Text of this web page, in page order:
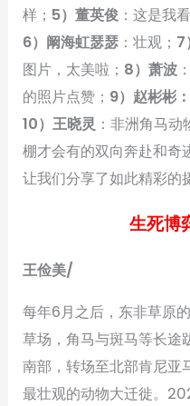
样； 5）董英俊 ：这是我
6）阚海虹瑟瑟 ：壮观； 7
图片，太美啦； 8）萧波
的照片点赞； 9）赵彬彬
10）王晓灵 ：非洲角马
棚才会有的双向奔赴和奇
让我们分享了如此精彩的
生死博
王俭美/
每年6月之后，东非草原
草场，角马与斑马等长途
南部，转场至北部肯尼亚
最壮观的动物大迁徙。